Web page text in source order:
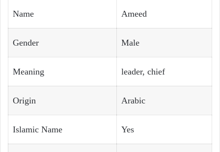
Name Ameed
Gender Male
Meaning leader, chief
Origin Arabic
Islamic Name Yes